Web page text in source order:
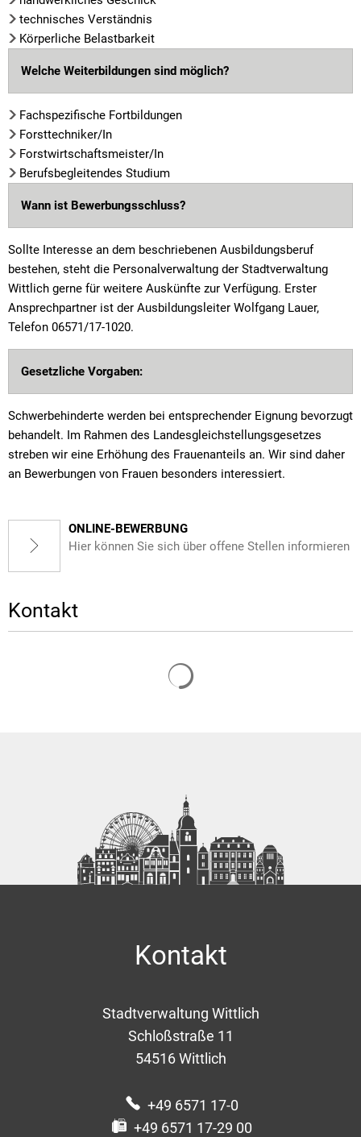
technisches Verständnis
Körperliche Belastbarkeit
Welche Weiterbildungen sind möglich?
Fachspezifische Fortbildungen
Forsttechniker/In
Forstwirtschaftsmeister/In
Berufsbegleitendes Studium
Wann ist Bewerbungsschluss?
Sollte Interesse an dem beschriebenen Ausbildungsberuf
bestehen, steht die Personalverwaltung der Stadtverwaltung
Wittlich gerne für weitere Auskünfte zur Verfügung. Erster
Ansprechpartner ist der Ausbildungsleiter Wolfgang Lauer,
Telefon 06571/17-1020.
Gesetzliche Vorgaben:
Schwerbehinderte werden bei entsprechender Eignung bevorzugt
behandelt. Im Rahmen des Landesgleichstellungsgesetzes
streben wir eine Erhöhung des Frauenanteils an. Wir sind daher
an Bewerbungen von Frauen besonders interessiert.
ONLINE-BEWERBUNG
Hier können Sie sich über offene Stellen informieren
Kontakt
Kontakt
Stadtverwaltung Wittlich
Schloßstraße 11
54516 Wittlich
+49 6571 17-0
+49 6571 17-29 00